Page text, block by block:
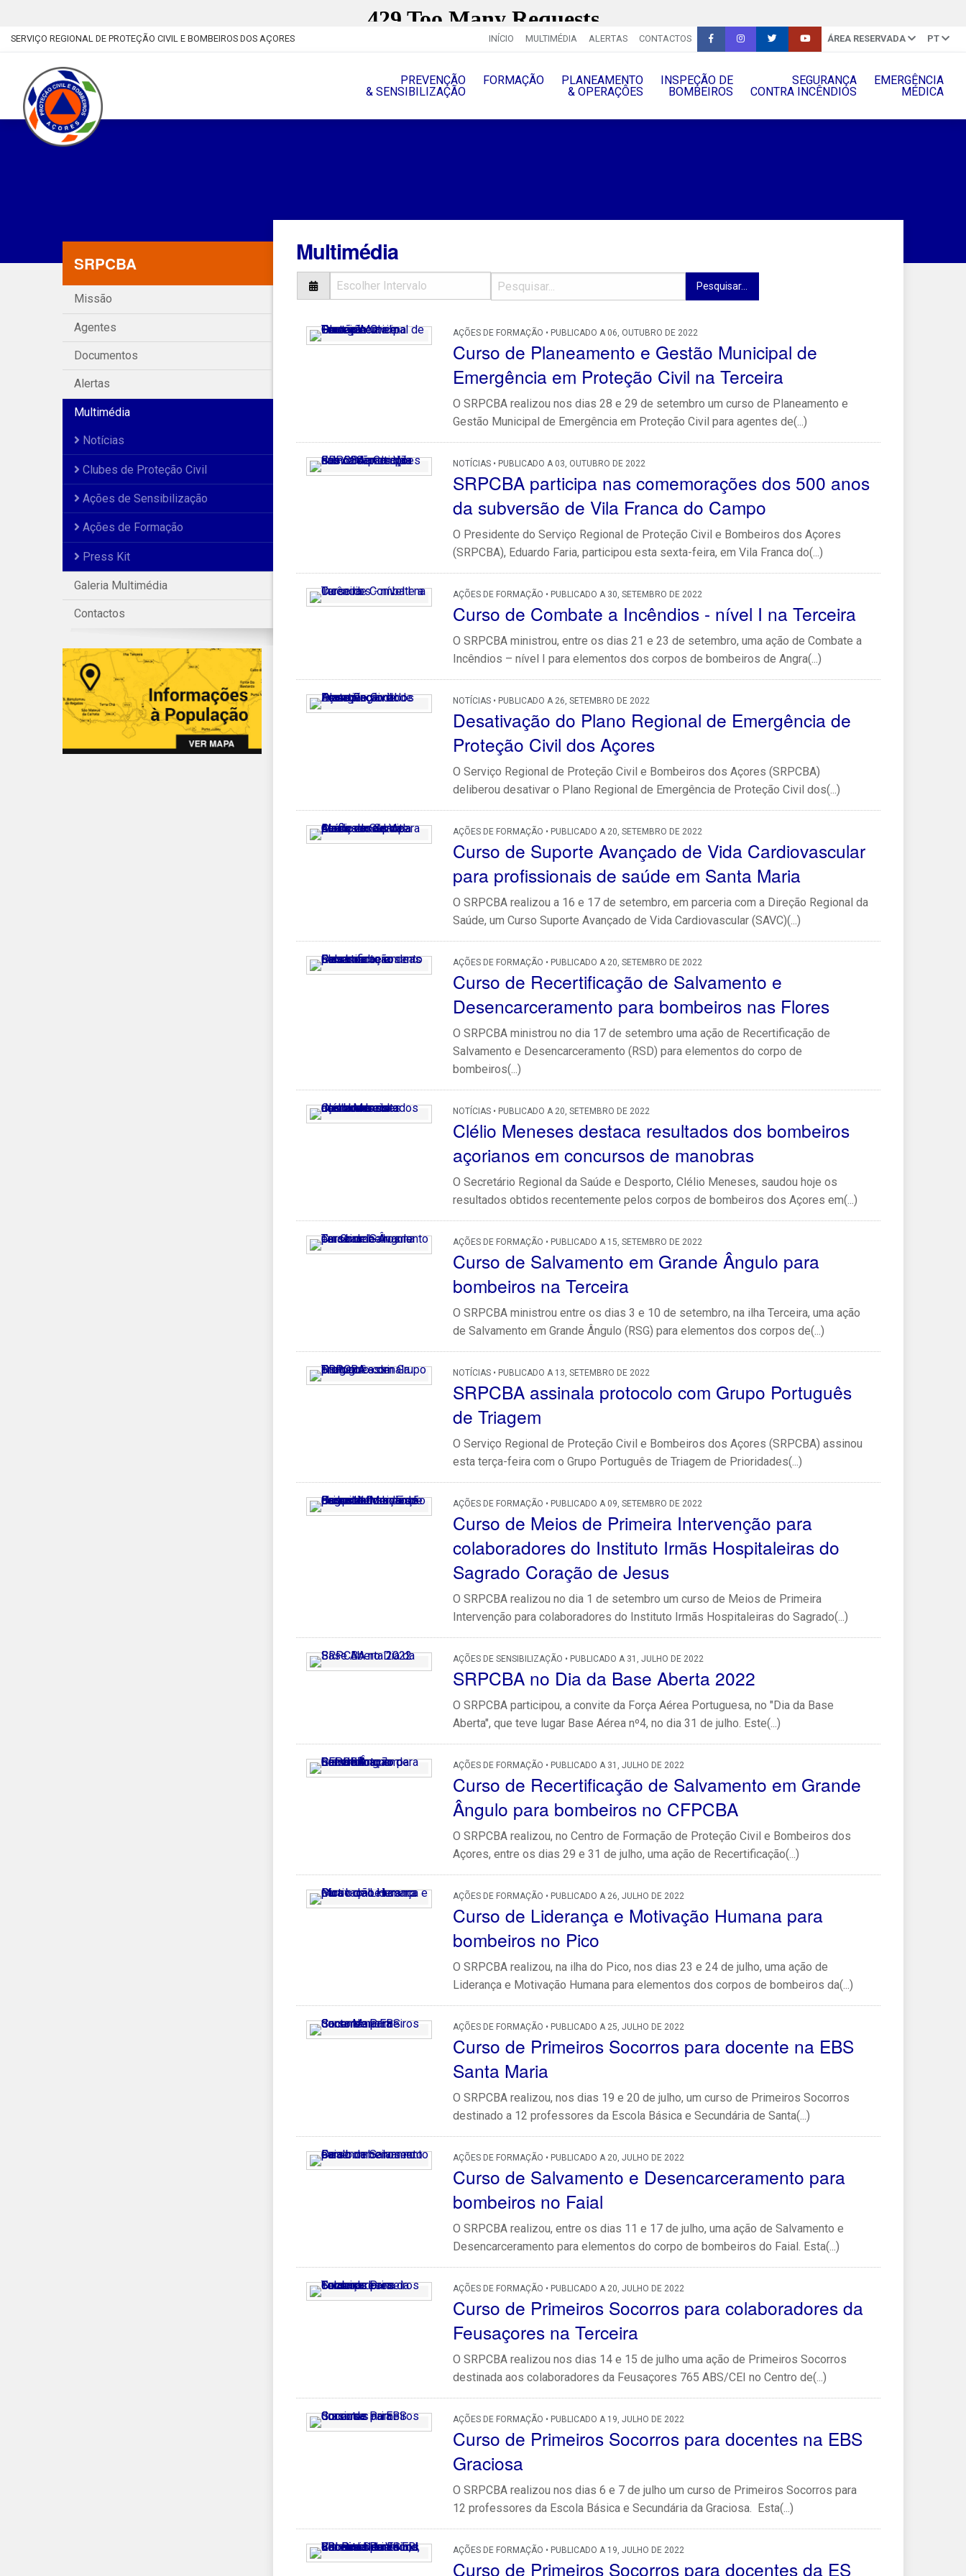
SERVIÇO REGIONAL DE PROTEÇÃO CIVIL E BOMBEIROS DOS AÇORES INÍCIO MULTIMÉDIA ALERTAS CONTACTOS ÁREA RESERVADA PT
PREVENÇÃO
& SENSIBILIZAÇÃO
FORMAÇÃO
PLANEAMENTO
& OPERAÇÔES
INSPEÇÃO DE
BOMBEIROS
SEGURANÇA
CONTRA INCÊNDIOS
EMERGÊNCIA
MÉDICA
SRPCBA
Missão
Agentes
Documentos
Alertas
Multimédia
Notícias
Clubes de Proteção Civil
Ações de Sensibilização
Ações de Formação
Press Kit
Galeria Multimédia
Contactos
Multimédia
AÇÕES DE FORMAÇÃO • PUBLICADO A 06, OUTUBRO DE 2022
Curso de Planeamento e Gestão Municipal de
Emergência em Proteção Civil na Terceira
O SRPCBA realizou nos dias 28 e 29 de setembro um curso de Planeamento e
Gestão Municipal de Emergência em Proteção Civil para agentes de(...)
NOTÍCIAS • PUBLICADO A 03, OUTUBRO DE 2022
SRPCBA participa nas comemorações dos 500 anos
da subversão de Vila Franca do Campo
O Presidente do Serviço Regional de Proteção Civil e Bombeiros dos Açores
(SRPCBA), Eduardo Faria, participou esta sexta-feira, em Vila Franca do(...)
AÇÕES DE FORMAÇÃO • PUBLICADO A 30, SETEMBRO DE 2022
Curso de Combate a Incêndios - nível I na Terceira
O SRPCBA ministrou, entre os dias 21 e 23 de setembro, uma ação de Combate a
Incêndios – nível I para elementos dos corpos de bombeiros de Angra(...)
NOTÍCIAS • PUBLICADO A 26, SETEMBRO DE 2022
Desativação do Plano Regional de Emergência de
Proteção Civil dos Açores
O Serviço Regional de Proteção Civil e Bombeiros dos Açores (SRPCBA)
deliberou desativar o Plano Regional de Emergência de Proteção Civil dos(...)
AÇÕES DE FORMAÇÃO • PUBLICADO A 20, SETEMBRO DE 2022
Curso de Suporte Avançado de Vida Cardiovascular
para profissionais de saúde em Santa Maria
O SRPCBA realizou a 16 e 17 de setembro, em parceria com a Direção Regional da
Saúde, um Curso Suporte Avançado de Vida Cardiovascular (SAVC)(...)
AÇÕES DE FORMAÇÃO • PUBLICADO A 20, SETEMBRO DE 2022
Curso de Recertificação de Salvamento e
Desencarceramento para bombeiros nas Flores
O SRPCBA ministrou no dia 17 de setembro uma ação de Recertificação de
Salvamento e Desencarceramento (RSD) para elementos do corpo de
bombeiros(...)
NOTÍCIAS • PUBLICADO A 20, SETEMBRO DE 2022
Clélio Meneses destaca resultados dos bombeiros
açorianos em concursos de manobras
O Secretário Regional da Saúde e Desporto, Clélio Meneses, saudou hoje os
resultados obtidos recentemente pelos corpos de bombeiros dos Açores em(...)
AÇÕES DE FORMAÇÃO • PUBLICADO A 15, SETEMBRO DE 2022
Curso de Salvamento em Grande Ângulo para
bombeiros na Terceira
O SRPCBA ministrou entre os dias 3 e 10 de setembro, na ilha Terceira, uma ação
de Salvamento em Grande Ângulo (RSG) para elementos dos corpos de(...)
NOTÍCIAS • PUBLICADO A 13, SETEMBRO DE 2022
SRPCBA assinala protocolo com Grupo Português
de Triagem
O Serviço Regional de Proteção Civil e Bombeiros dos Açores (SRPCBA) assinou
esta terça-feira com o Grupo Português de Triagem de Prioridades(...)
AÇÕES DE FORMAÇÃO • PUBLICADO A 09, SETEMBRO DE 2022
Curso de Meios de Primeira Intervenção para
colaboradores do Instituto Irmãs Hospitaleiras do
Sagrado Coração de Jesus
O SRPCBA realizou no dia 1 de setembro um curso de Meios de Primeira
Intervenção para colaboradores do Instituto Irmãs Hospitaleiras do Sagrado(...)
AÇÕES DE SENSIBILIZAÇÃO • PUBLICADO A 31, JULHO DE 2022
SRPCBA no Dia da Base Aberta 2022
O SRPCBA participou, a convite da Força Aérea Portuguesa, no "Dia da Base
Aberta", que teve lugar Base Aérea nº4, no dia 31 de julho. Este(...)
AÇÕES DE FORMAÇÃO • PUBLICADO A 31, JULHO DE 2022
Curso de Recertificação de Salvamento em Grande
Ângulo para bombeiros no CFPCBA
O SRPCBA realizou, no Centro de Formação de Proteção Civil e Bombeiros dos
Açores, entre os dias 29 e 31 de julho, uma ação de Recertificação(...)
AÇÕES DE FORMAÇÃO • PUBLICADO A 26, JULHO DE 2022
Curso de Liderança e Motivação Humana para
bombeiros no Pico
O SRPCBA realizou, na ilha do Pico, nos dias 23 e 24 de julho, uma ação de
Liderança e Motivação Humana para elementos dos corpos de bombeiros da(...)
AÇÕES DE FORMAÇÃO • PUBLICADO A 25, JULHO DE 2022
Curso de Primeiros Socorros para docente na EBS
Santa Maria
O SRPCBA realizou, nos dias 19 e 20 de julho, um curso de Primeiros Socorros
destinado a 12 professores da Escola Básica e Secundária de Santa(...)
AÇÕES DE FORMAÇÃO • PUBLICADO A 20, JULHO DE 2022
Curso de Salvamento e Desencarceramento para
bombeiros no Faial
O SRPCBA realizou, entre os dias 11 e 17 de julho, uma ação de Salvamento e
Desencarceramento para elementos do corpo de bombeiros do Faial. Esta(...)
AÇÕES DE FORMAÇÃO • PUBLICADO A 20, JULHO DE 2022
Curso de Primeiros Socorros para colaboradores da
Feusaçores na Terceira
O SRPCBA realizou nos dias 14 e 15 de julho uma ação de Primeiros Socorros
destinada aos colaboradores da Feusaçores 765 ABS/CEI no Centro de(...)
AÇÕES DE FORMAÇÃO • PUBLICADO A 19, JULHO DE 2022
Curso de Primeiros Socorros para docentes na EBS
Graciosa
O SRPCBA realizou nos dias 6 e 7 de julho um curso de Primeiros Socorros para
12 professores da Escola Básica e Secundária da Graciosa. Esta(...)
AÇÕES DE FORMAÇÃO • PUBLICADO A 19, JULHO DE 2022
Curso de Primeiros Socorros para docentes da ES